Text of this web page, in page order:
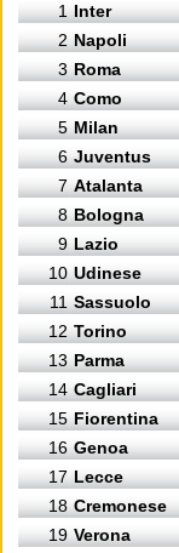
1 Inter
2 Napoli
3 Roma
4 Como
5 Milan
6 Juventus
7 Atalanta
8 Bologna
9 Lazio
10 Udinese
11 Sassuolo
12 Torino
13 Parma
14 Cagliari
15 Fiorentina
16 Genoa
17 Lecce
18 Cremonese
19 Verona